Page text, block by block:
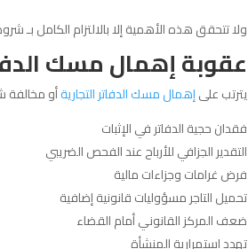
ولا تتحقق هذه الأهمية إلا بالالتزام الكامل بـ
عقوبة إهمال مسك
يترتب علىإهمال مسك الدفاتر التجاريةأو مخالفة
فقدان حجية الدفاتر في الإثبات
التقدير الجزافي للأرباح عند الفحص الضريبي
فرض غرامات وجزاءات مالية
تحميل التاجر مسؤوليات قانونية إضافية
ضعف المركز القانوني أمام القضاء
تهدد استمرارية المنشأة